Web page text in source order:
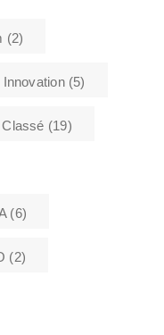
(2)
Innovation(5)
(19)
(6)
(2)